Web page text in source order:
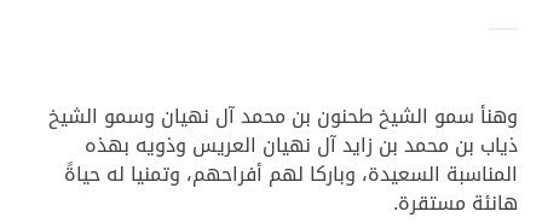
وهنأ سمو الشيخ طحنون بن محمد آل نهيان وسمو الشيخ
ذياب بن محمد بن زايد آل نهيان العريس وذويه بهذه
المناسبة السعيدة، وباركا لهم أفراحهم، وتمنيا له حياةً
هانئة مستقرة.